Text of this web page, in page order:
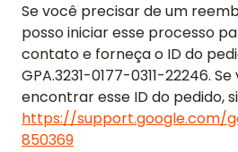
Se você precisar de um
posso iniciar esse processo
contato e forneça o ID do
GPA.3231-0177-0311-22246.
encontrar esse ID do pedido,
https://support.google.com/
850369